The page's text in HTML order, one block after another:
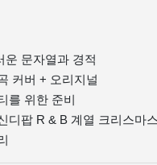
운 문자열과 경적
커버 + 오리지널
를 위한 준비
디팝 R & B 계열 크리스마